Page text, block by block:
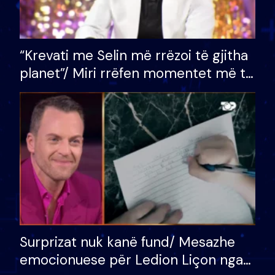
“Krevati me Selin më rrëzoi të gjitha
planet”/ Miri rrëfen momentet më të
bukura në shtëpinë e BB VIP: Do më
mungojë zilja e mëngjesit kur…
Surprizat nuk kanë fund/ Mesazhe
emocionuese për Ledion Liçon nga